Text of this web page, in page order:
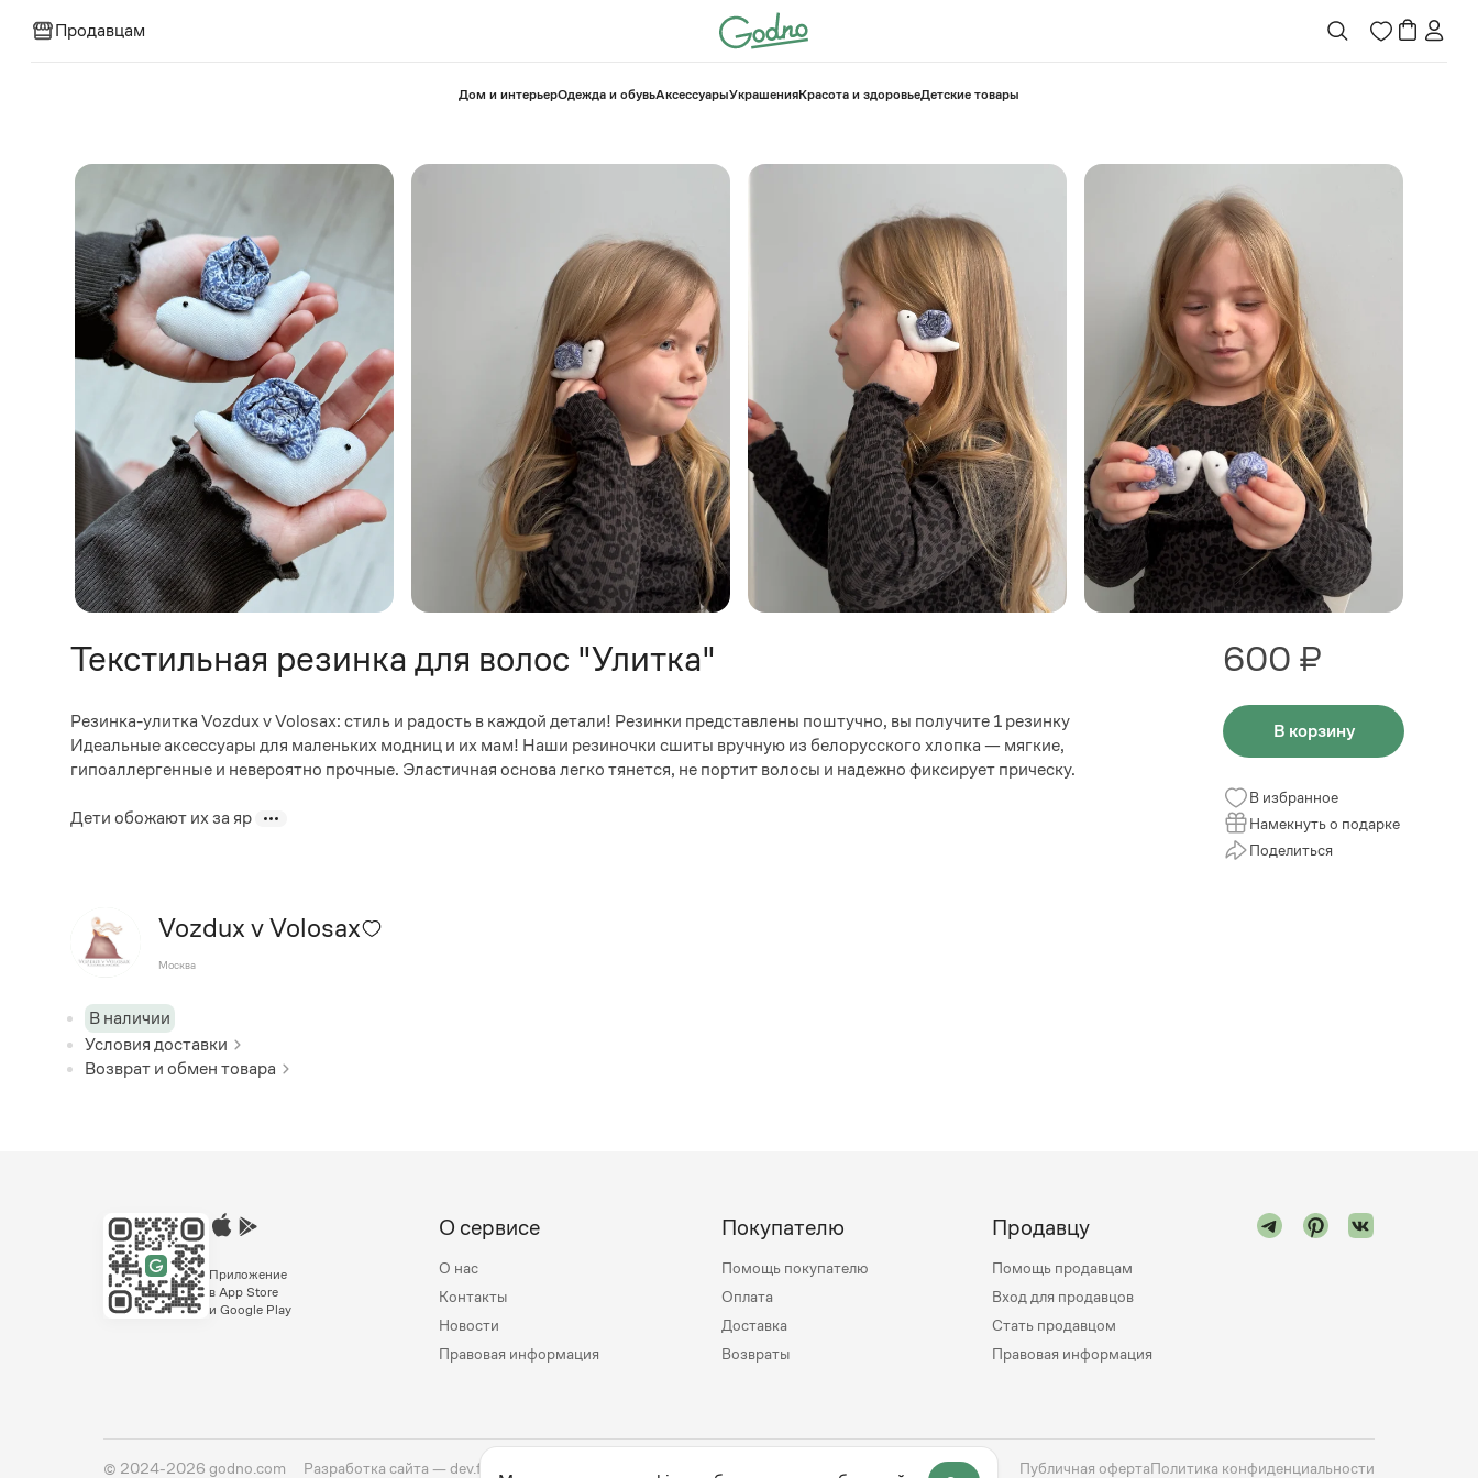
Продавцам
⁠Дом и интерьерОдежда и обувьАксессуарыУкрашенияКрасота и здоровье⁠Детские товары
Текстильная резинка для волос "Улитка"
Резинка-улитка Vozdux v Volosax: стиль и радость в каждой детали! Резинки представлены поштучно, вы получите 1 резинку
Идеальные аксессуары для маленьких модниц и их мам! Наши резиночки сшиты вручную из белорусского хлопка — мягкие,
гипоаллергенные и невероятно прочные. Эластичная основа легко тянется, не портит волосы и надежно фиксирует прическу.
Дети обожают их за яр
Vozdux v Volosax
Москва
В наличии
Условия доставки
Возврат и обмен товара
600 ₽
В корзину
В избранное
Намекнуть о подарке
Поделиться
Приложение
в App Store
и Google Play
О сервисе
О нас
Контакты
Новости
Правовая информация
Покупателю
Помощь покупателю
Оплата
Доставка
Возвраты
Продавцу
Помощь продавцам
Вход для продавцов
Стать продавцом
Правовая информация
© 2024-2026 godno.com Разработка сайта —dev.family Публичная офертаПолитика конфиденциальности